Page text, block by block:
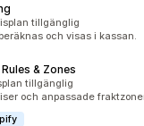
totalt tillgänglig
och visas i kassan.
& Zones
tillgänglig
och anpassade